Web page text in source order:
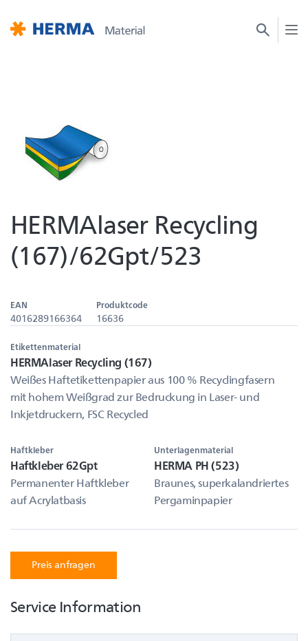
HERMAlaser Recycling
(167)/62Gpt/523
EAN
4016289166364
Produktcode
16636
Etikettenmaterial
HERMAlaser Recycling (167)
Weißes Haftetikettenpapier aus 100 % Recyclingfasern
mit hohem Weißgrad zur Bedruckung in Laser- und
Inkjetdruckern, FSC Recycled
Haftkleber
Haftkleber 62Gpt
Permanenter Haftkleber
auf Acrylatbasis
Unterlagenmaterial
HERMA PH (523)
Braunes, superkalandriertes
Pergaminpapier
Preis anfragen
Service Information